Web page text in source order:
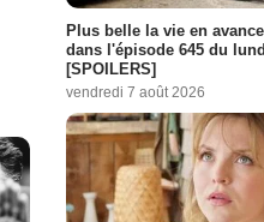
Plus belle la vie en
dans l'épisode 645 du
[SPOILERS]
vendredi 7 août 2026